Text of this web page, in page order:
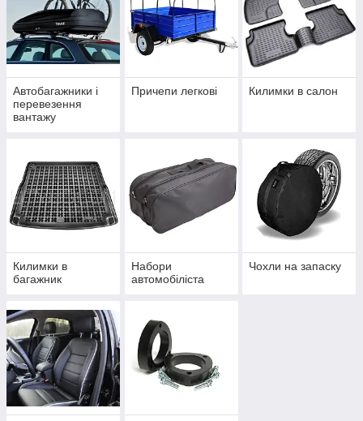
Автобагажники і
перевезення
вантажу
Причепи легкові Килимки в салон
Килимки в
багажник
Набори
автомобіліста
Чохли на запаску